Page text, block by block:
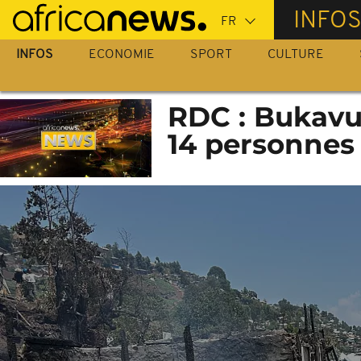
Passer
au
contenu
INFOS
INFOS ECONOMIE SPORT CULTURE
RDC :
14